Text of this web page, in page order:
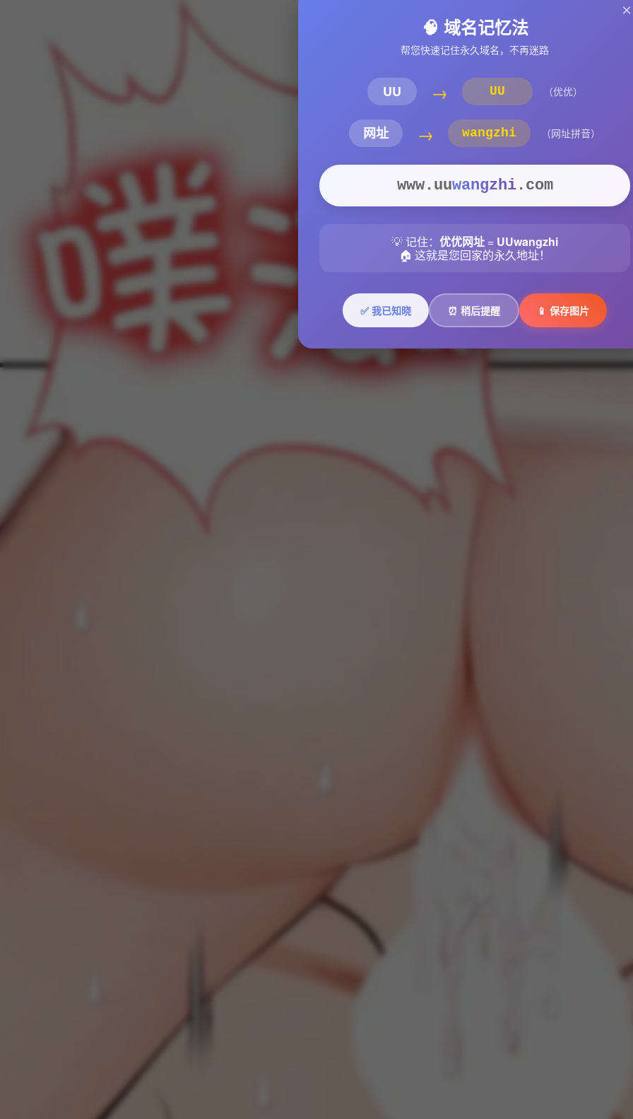
×
🧠 域名记忆法
帮您快速记住永久域名，不再迷路
UU → UU （优优）
网址 → wangzhi （网址拼音）
www.uuwangzhi.com
💡 记住： 优优网址 = UUwangzhi
🏠 这就是您回家的永久地址！
✅ 我已知晓 ⏰ 稍后提醒 📱 保存图片